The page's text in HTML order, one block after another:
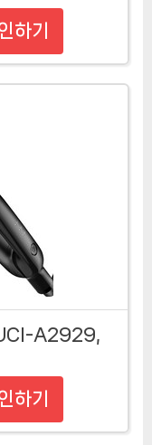
하기
A2929,
하기